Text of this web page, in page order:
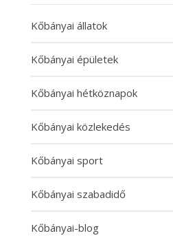
Kőbányai állatok
Kőbányai épületek
Kőbányai hétköznapok
Kőbányai közlekedés
Kőbányai sport
Kőbányai szabadidő
Kőbányai-blog